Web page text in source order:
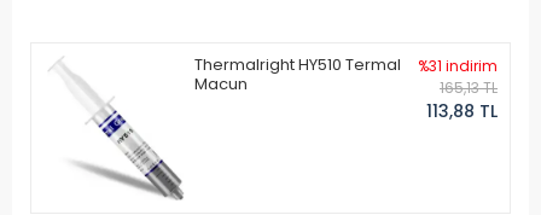
Thermalright HY510 Termal
Macun
%31 indirim
165,13 TL
113,88 TL